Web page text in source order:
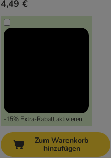
4,49 €
-15% Extra-Rabatt aktivieren
Zum Warenkorb
hinzufügen